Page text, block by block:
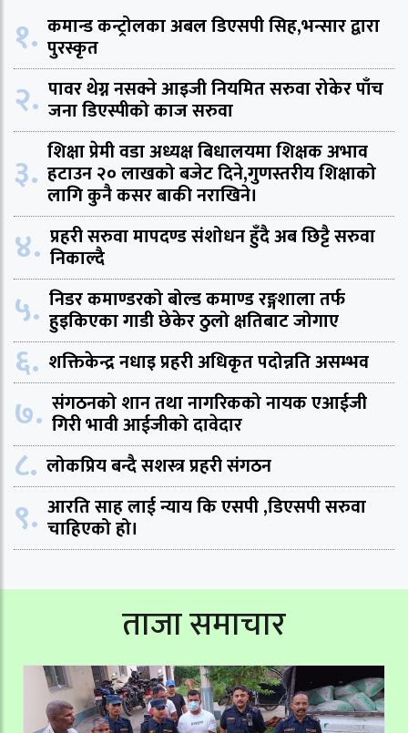
१. कमान्ड कन्ट्रोलका अबल डिएसपी सिह,भन्सार द्वारा
पुरस्कृत
२. पावर थेग्न नसक्ने आइजी नियमित सरुवा रोकेर पाँच
जना डिएस्पीको काज सरुवा
३. शिक्षा प्रेमी वडा अध्यक्ष बिधालयमा शिक्षक अभाव
हटाउन २० लाखको बजेट दिने,गुणस्तरीय शिक्षाको
लागि कुनै कसर बाकी नराखिने।
४. प्रहरी सरुवा मापदण्ड संशोधन हुँदै अब छिट्टै सरुवा
निकाल्दै
५. निडर कमाण्डरको बोल्ड कमाण्ड रङ्गशाला तर्फ
हुइकिएका गाडी छेकेर ठुलो क्षतिबाट जोगाए
६. शक्तिकेन्द्र नधाइ प्रहरी अधिकृत पदोन्नति असम्भव
७. संगठनको शान तथा नागरिकको नायक एआईजी
गिरी भावी आईजीको दावेदार
८. लोकप्रिय बन्दै सशस्त्र प्रहरी संगठन
९. आरति साह लाई न्याय कि एसपी ,डिएसपी सरुवा
चाहिएको हो।
ताजा समाचार